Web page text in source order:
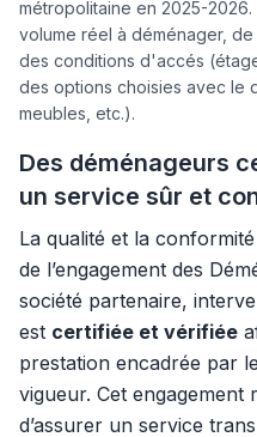
métropolitaine en 2025-
volume réel à déménager,
des conditions d'accés
des options choisies avec le
meubles, etc.).
Des déménageurs
un service sûr et
La qualité et la
de l’engagement des
société partenaire,
est certifiée et vérifiée
prestation encadrée par
vigueur. Cet
d’assurer un service